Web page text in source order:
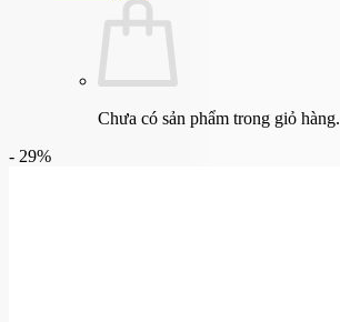
Chưa có sản phẩm trong giỏ hàng.
- 29%